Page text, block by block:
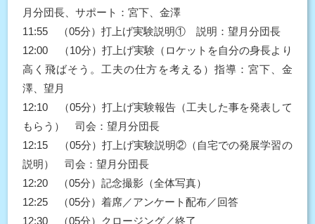
月分団長、サポート：宮下、金澤
11:55 （05分）打上げ実験説明① 説明：望月分団長
12:00 （10分）打上げ実験（ロケットを自分の身長より
高く飛ばそう。工夫の仕方を考える）指導：宮下、金
澤、望月
12:10 （05分）打上げ実験報告（工夫した事を発表して
もらう） 司会：望月分団長
12:15 （05分）打上げ実験説明②（自宅での発展学習の
説明） 司会：望月分団長
12:20 （05分）記念撮影（全体写真）
12:25 （05分）着席／アンケート配布／回答
12:30 （05分）クロージング／終了